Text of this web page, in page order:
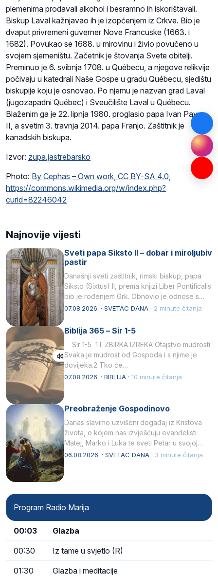
plemenima prodavali alkohol i besramno ih iskorištavali.
Biskup Laval kažnjavao ih je izopćenjem iz Crkve. Bio je
dvaput privremeni guverner Nove Francuske (1663. i
1682). Povukao se 1688. u mirovinu i živio povučeno u
svojem sjemeništu. Začetnik je štovanja Svete obitelji.
Preminuo je 6. svibnja 1708. u Québecu, a njegove relikvije
počivaju u katedrali Naše Gospe u gradu Québecu, sjedištu
biskupije koju je osnovao. Po njemu je nazvan grad Laval
(jugozapadni Québec) i Sveučilište Laval u Québecu.
Blaženim ga je 22. lipnja 1980. proglasio papa Ivan Pavao
II, a svetim 3. travnja 2014. papa Franjo. Zaštitnik je
kanadskih biskupa.
Izvor: zupa.jastrebarsko
Photo: By Cephas – Own work, CC BY-SA 4.0,
https://commons.wikimedia.org/w/index.php?
curid=82246042
Najnovije vijesti
Sveti papa Siksto II – dobar i miroljubiv
pastir
Današnji sveti zaštitnik, rimski biskup, papa
Siksto (Sixtus) II, prema knjizi Liber Pontificalis
bio je rođenjem Grk. Obnovio je odnose s
afričkim…
07.08.2026. · SVETAC DANA · 2 minute čitanja
Biblija 365 – Sir 1-5
Sir 1-5 1 I. ZBIRKA IZREKA Otajstvo mudrosti
Svaka je mudrost od Gospoda i s njime je
dovijeka.2 Tko će…
07.08.2026. · BIBLIJA · 10 minute čitanja
Preobraženje Gospodinovo
Danas slavimo uzvišeni događaj iz Kristova
života, o kojem nas izvješćuju evanđelisti
Matej, Marko i Luka te sveti Petar u svojoj
drugoj…
06.08.2026. · SVETAC DANA · 3 minute čitanja
Program Radio Marija
00:03 Glazba
00:30 Iz tame u svjetlo (R)
01:30 Glazba i meditacije